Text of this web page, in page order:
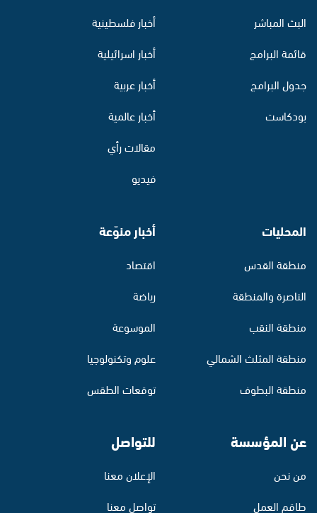
البث المباشر
قائمة البرامج
جدول البرامج
بودكاست
أخبار فلسطينية
أخبار اسرائيلية
أخبار عربية
أخبار عالمية
مقالات رأي
فيديو
المحليات
منطقة القدس
الناصرة والمنطقة
منطقة النقب
منطقة المثلث الشمالي
منطقة البطوف
أخبار منوّعة
اقتصاد
رياضة
الموسوعة
علوم وتكنولوجيا
توقعات الطقس
عن المؤسسة
من نحن
طاقم العمل
للتواصل
الإعلان معنا
تواصل معنا